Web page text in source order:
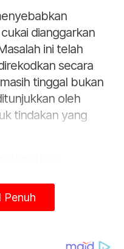
dianggarkan
ini telah
secara
tinggal bukan
oleh
tindakan yang
menyerbu
pada April 2026
bernilai RM80
Penuh